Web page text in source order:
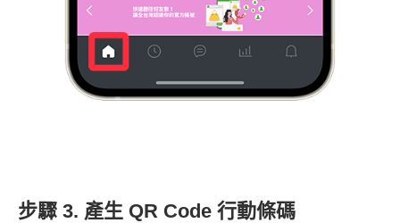
步驟 3. 產生 QR Code 行動條碼